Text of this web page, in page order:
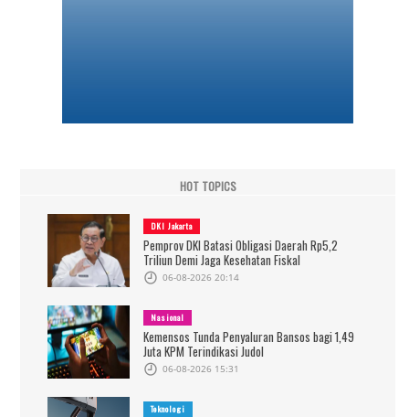
HOT TOPICS
DKI Jakarta
Pemprov DKI Batasi Obligasi Daerah Rp5,2
Triliun Demi Jaga Kesehatan Fiskal
06-08-2026 20:14
Nasional
Kemensos Tunda Penyaluran Bansos bagi 1,49
Juta KPM Terindikasi Judol
06-08-2026 15:31
Teknologi